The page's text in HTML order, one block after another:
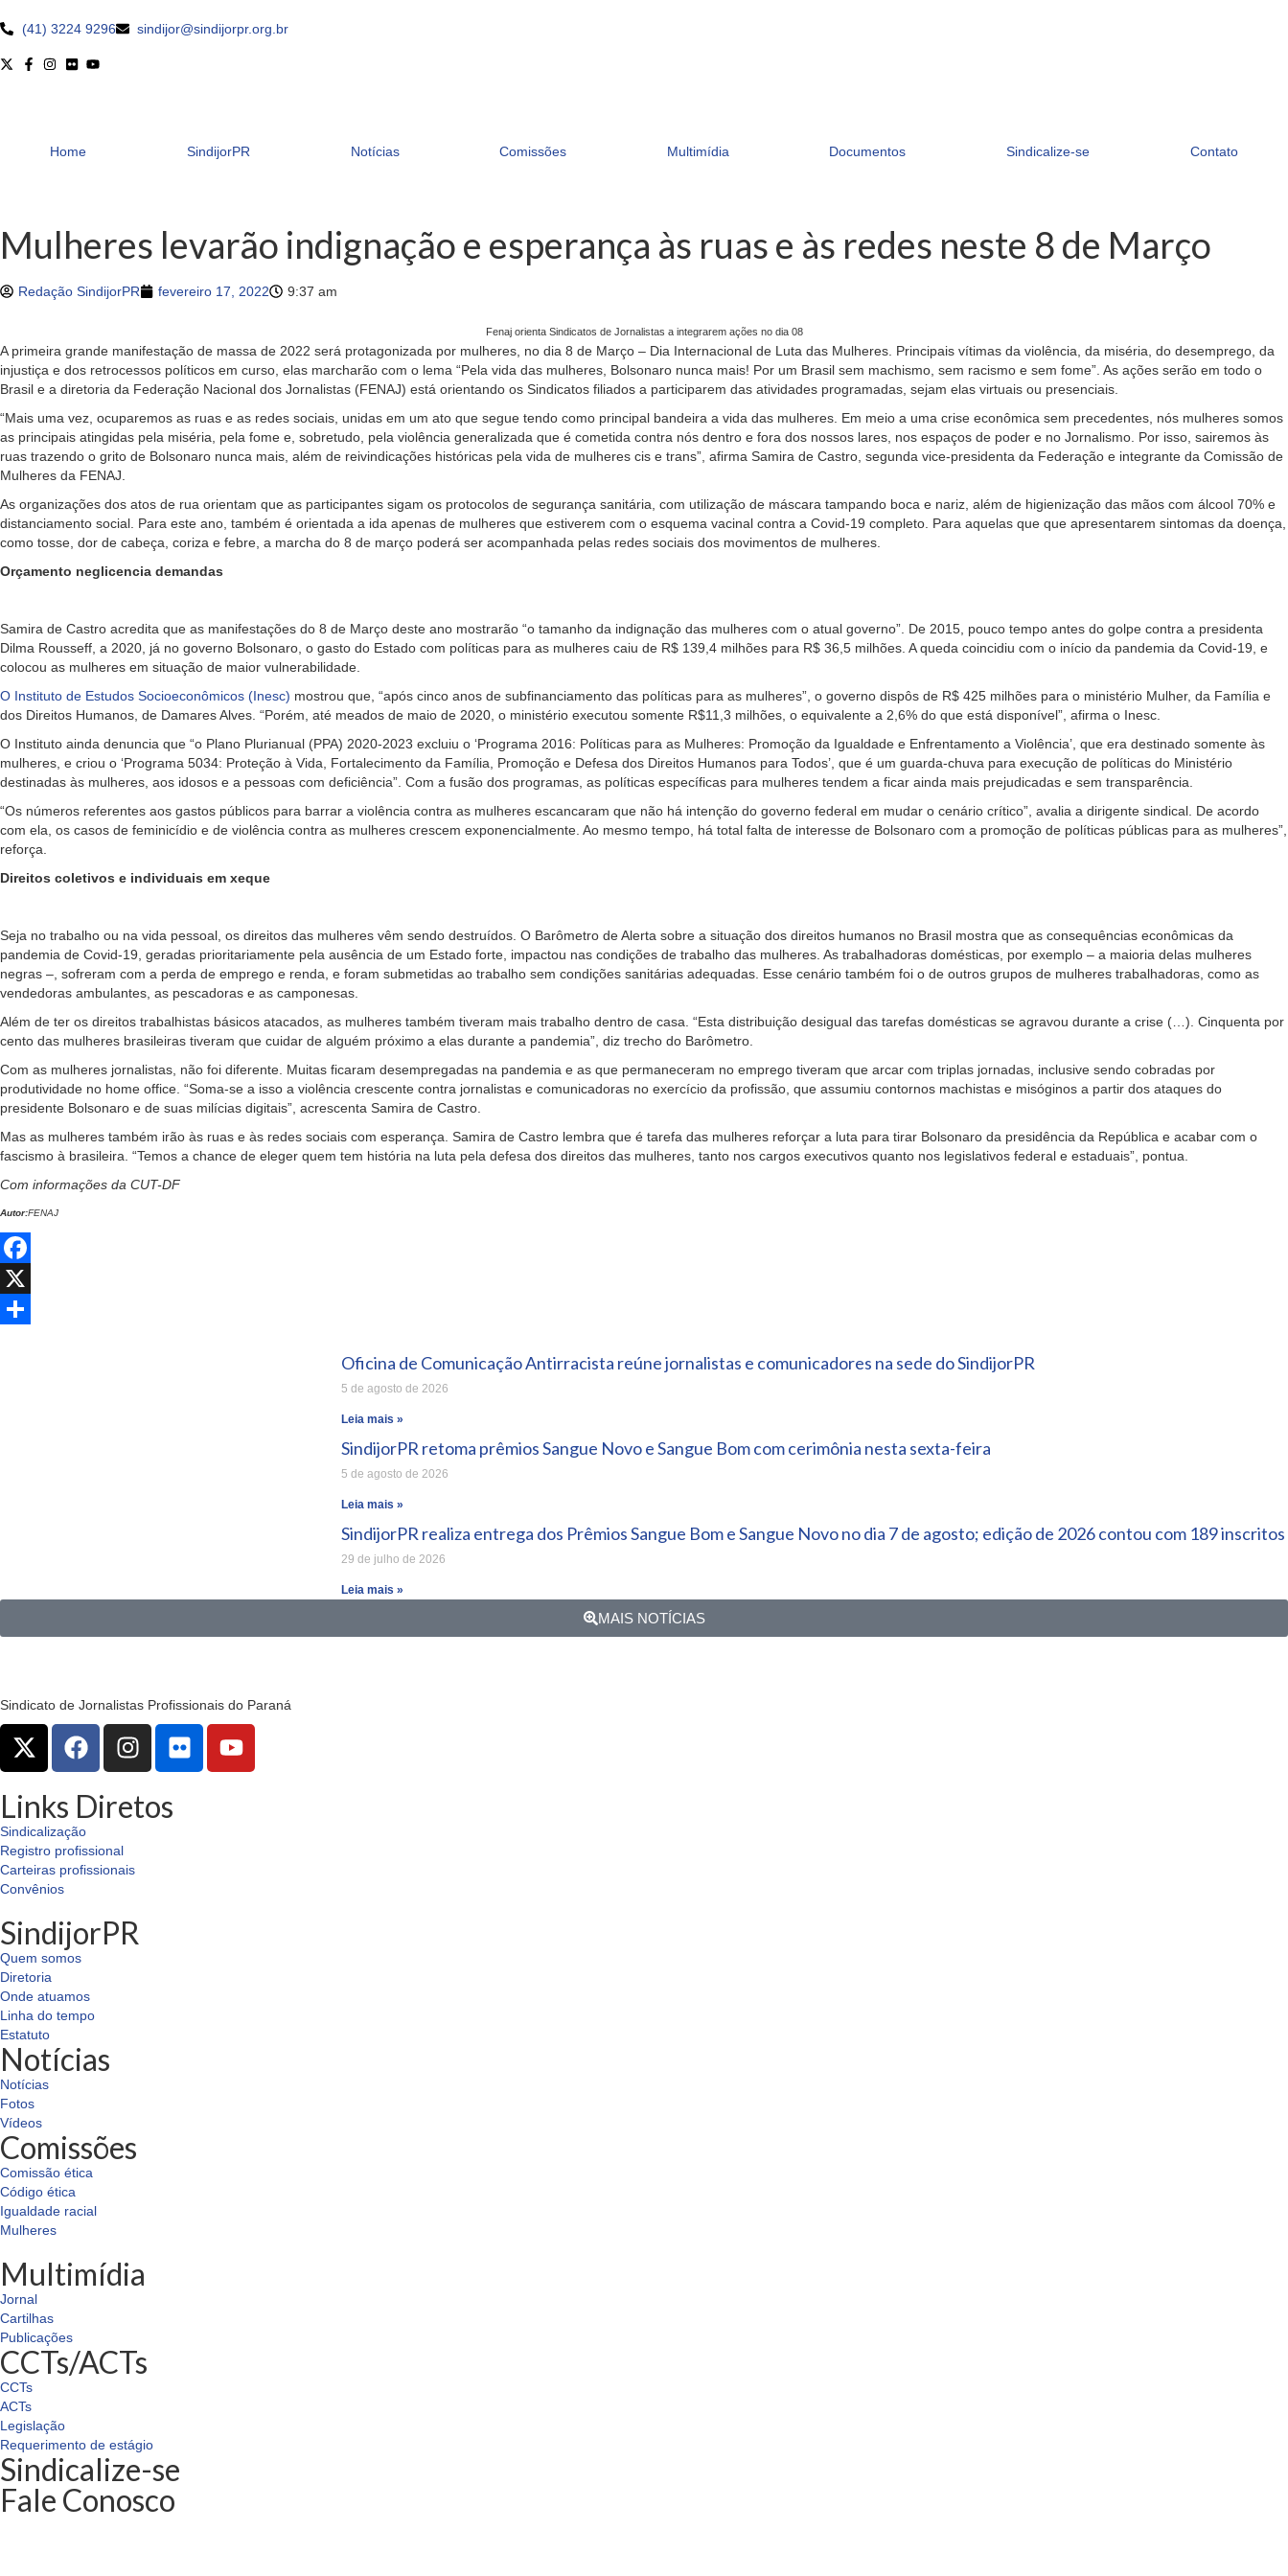
(41) 3224 9296 sindijor@sindijorpr.org.br
Home SindijorPR Notícias Comissões Multimídia Documentos Sindicalize-se Contato
Mulheres levarão indignação e esperança às ruas e às redes neste 8 de Março
Redação SindijorPR fevereiro 17, 2022 9:37 am
Fenaj orienta Sindicatos de Jornalistas a integrarem ações no dia 08
A primeira grande manifestação de massa de 2022 será protagonizada por mulheres, no dia 8 de Março – Dia Internacional de Luta das Mulheres. Principais vítimas da violência, da miséria, do desemprego, da
injustiça e dos retrocessos políticos em curso, elas marcharão com o lema “Pela vida das mulheres, Bolsonaro nunca mais! Por um Brasil sem machismo, sem racismo e sem fome”. As ações serão em todo o
Brasil e a diretoria da Federação Nacional dos Jornalistas (FENAJ) está orientando os Sindicatos filiados a participarem das atividades programadas, sejam elas virtuais ou presenciais.
“Mais uma vez, ocuparemos as ruas e as redes sociais, unidas em um ato que segue tendo como principal bandeira a vida das mulheres. Em meio a uma crise econômica sem precedentes, nós mulheres somos
as principais atingidas pela miséria, pela fome e, sobretudo, pela violência generalizada que é cometida contra nós dentro e fora dos nossos lares, nos espaços de poder e no Jornalismo. Por isso, sairemos às
ruas trazendo o grito de Bolsonaro nunca mais, além de reivindicações históricas pela vida de mulheres cis e trans”, afirma Samira de Castro, segunda vice-presidenta da Federação e integrante da Comissão de
Mulheres da FENAJ.
As organizações dos atos de rua orientam que as participantes sigam os protocolos de segurança sanitária, com utilização de máscara tampando boca e nariz, além de higienização das mãos com álcool 70% e
distanciamento social. Para este ano, também é orientada a ida apenas de mulheres que estiverem com o esquema vacinal contra a Covid-19 completo. Para aquelas que que apresentarem sintomas da doença,
como tosse, dor de cabeça, coriza e febre, a marcha do 8 de março poderá ser acompanhada pelas redes sociais dos movimentos de mulheres.
Orçamento neglicencia demandas
Samira de Castro acredita que as manifestações do 8 de Março deste ano mostrarão “o tamanho da indignação das mulheres com o atual governo”. De 2015, pouco tempo antes do golpe contra a presidenta
Dilma Rousseff, a 2020, já no governo Bolsonaro, o gasto do Estado com políticas para as mulheres caiu de R$ 139,4 milhões para R$ 36,5 milhões. A queda coincidiu com o início da pandemia da Covid-19, e
colocou as mulheres em situação de maior vulnerabilidade.
O Instituto de Estudos Socioeconômicos (Inesc) mostrou que, “após cinco anos de subfinanciamento das políticas para as mulheres”, o governo dispôs de R$ 425 milhões para o ministério Mulher, da Família e
dos Direitos Humanos, de Damares Alves. “Porém, até meados de maio de 2020, o ministério executou somente R$11,3 milhões, o equivalente a 2,6% do que está disponível”, afirma o Inesc.
O Instituto ainda denuncia que “o Plano Plurianual (PPA) 2020-2023 excluiu o ‘Programa 2016: Políticas para as Mulheres: Promoção da Igualdade e Enfrentamento a Violência’, que era destinado somente às
mulheres, e criou o ‘Programa 5034: Proteção à Vida, Fortalecimento da Família, Promoção e Defesa dos Direitos Humanos para Todos’, que é um guarda-chuva para execução de políticas do Ministério
destinadas às mulheres, aos idosos e a pessoas com deficiência”. Com a fusão dos programas, as políticas específicas para mulheres tendem a ficar ainda mais prejudicadas e sem transparência.
“Os números referentes aos gastos públicos para barrar a violência contra as mulheres escancaram que não há intenção do governo federal em mudar o cenário crítico”, avalia a dirigente sindical. De acordo
com ela, os casos de feminicídio e de violência contra as mulheres crescem exponencialmente. Ao mesmo tempo, há total falta de interesse de Bolsonaro com a promoção de políticas públicas para as mulheres”,
reforça.
Direitos coletivos e individuais em xeque
Seja no trabalho ou na vida pessoal, os direitos das mulheres vêm sendo destruídos. O Barômetro de Alerta sobre a situação dos direitos humanos no Brasil mostra que as consequências econômicas da
pandemia de Covid-19, geradas prioritariamente pela ausência de um Estado forte, impactou nas condições de trabalho das mulheres. As trabalhadoras domésticas, por exemplo – a maioria delas mulheres
negras –, sofreram com a perda de emprego e renda, e foram submetidas ao trabalho sem condições sanitárias adequadas. Esse cenário também foi o de outros grupos de mulheres trabalhadoras, como as
vendedoras ambulantes, as pescadoras e as camponesas.
Além de ter os direitos trabalhistas básicos atacados, as mulheres também tiveram mais trabalho dentro de casa. “Esta distribuição desigual das tarefas domésticas se agravou durante a crise (…). Cinquenta por
cento das mulheres brasileiras tiveram que cuidar de alguém próximo a elas durante a pandemia”, diz trecho do Barômetro.
Com as mulheres jornalistas, não foi diferente. Muitas ficaram desempregadas na pandemia e as que permaneceram no emprego tiveram que arcar com triplas jornadas, inclusive sendo cobradas por
produtividade no home office. “Soma-se a isso a violência crescente contra jornalistas e comunicadoras no exercício da profissão, que assumiu contornos machistas e misóginos a partir dos ataques do
presidente Bolsonaro e de suas milícias digitais”, acrescenta Samira de Castro.
Mas as mulheres também irão às ruas e às redes sociais com esperança. Samira de Castro lembra que é tarefa das mulheres reforçar a luta para tirar Bolsonaro da presidência da República e acabar com o
fascismo à brasileira. “Temos a chance de eleger quem tem história na luta pela defesa dos direitos das mulheres, tanto nos cargos executivos quanto nos legislativos federal e estaduais”, pontua.
Com informações da CUT-DF
Autor:FENAJ
Facebook
X
Oficina de Comunicação Antirracista reúne jornalistas e comunicadores na sede do SindijorPR
5 de agosto de 2026
Leia mais »
SindijorPR retoma prêmios Sangue Novo e Sangue Bom com cerimônia nesta sexta-feira
5 de agosto de 2026
Leia mais »
SindijorPR realiza entrega dos Prêmios Sangue Bom e Sangue Novo no dia 7 de agosto; edição de 2026 contou com 189 inscritos
29 de julho de 2026
Leia mais »
MAIS NOTÍCIAS
Sindicato de Jornalistas Profissionais do Paraná
Links Diretos
Sindicalização
Registro profissional
Carteiras profissionais
Convênios
SindijorPR
Quem somos
Diretoria
Onde atuamos
Linha do tempo
Estatuto
Notícias
Notícias
Fotos
Vídeos
Comissões
Comissão ética
Código ética
Igualdade racial
Mulheres
Multimídia
Jornal
Cartilhas
Publicações
CCTs/ACTs
CCTs
ACTs
Legislação
Requerimento de estágio
Sindicalize-se
Fale Conosco